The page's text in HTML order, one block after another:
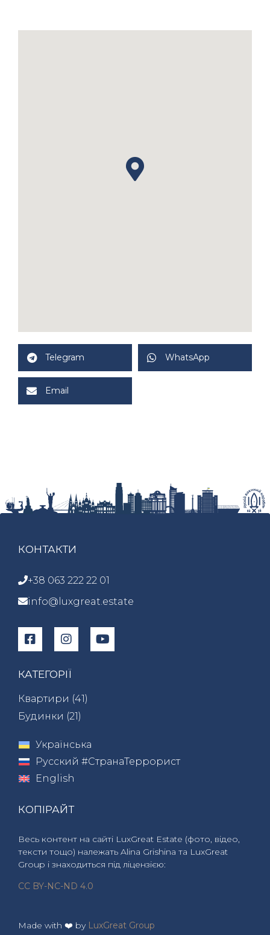
Telegram WhatsApp
Email
КОНТАКТИ
+38 063 222 22 01
info@luxgreat.estate
КАТЕГОРІЇ
Квартири (41)
Будинки (21)
Українська
Русский #СтранаТеррорист
English
КОПІРАЙТ
Весь контент на сайті LuxGreat Estate (фото, відео,
тексти тощо) належать Alina Grishina та LuxGreat
Group і знаходиться під ліцензією:
CC BY-NC-ND 4.0
Made with ❤️ by LuxGreat Group